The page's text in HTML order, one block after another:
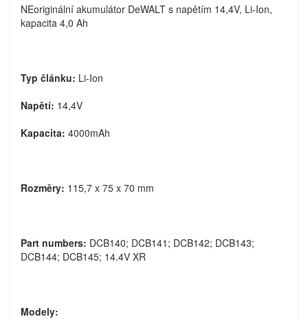
NEoriginální akumulátor DeWALT s napětím 14,4V, Li-Ion,
kapacita 4,0 Ah
Typ článku: Li-Ion
Napětí: 14,4V
Kapacita: 4000mAh
Rozměry: 115,7 x 75 x 70 mm
Part numbers: DCB140; DCB141; DCB142; DCB143;
DCB144; DCB145; 14.4V XR
Modely: